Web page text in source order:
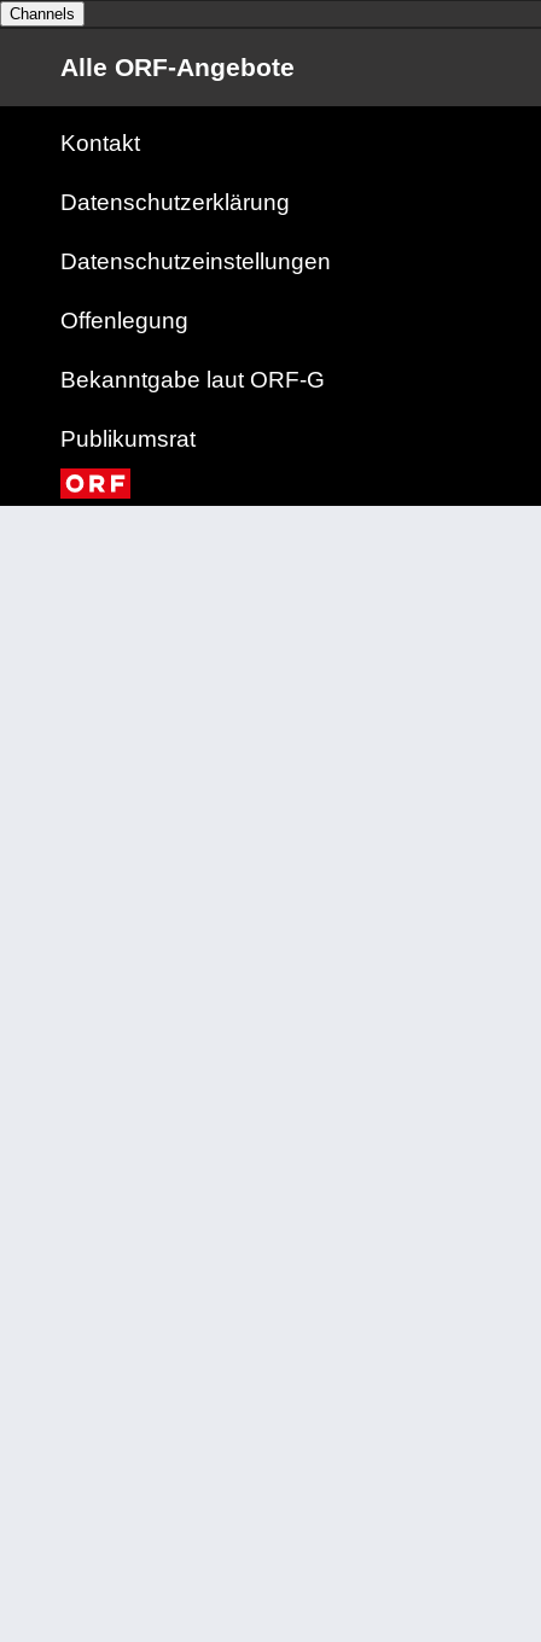
Channels
Alle ORF-Angebote
Kontakt
Datenschutzerklärung
Datenschutzeinstellungen
Offenlegung
Bekanntgabe laut ORF-G
Publikumsrat